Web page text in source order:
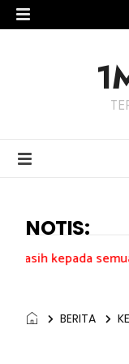
NOTIS:
semua pengundi.......
BERITA